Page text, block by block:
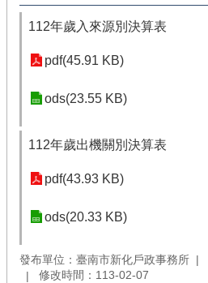
112年歲入來源別決算表
pdf(45.91 KB)
ods(23.55 KB)
112年歲出機關別決算表
pdf(43.93 KB)
ods(20.33 KB)
發布單位：臺南市新化戶政事務所
修改時間：113-02-07